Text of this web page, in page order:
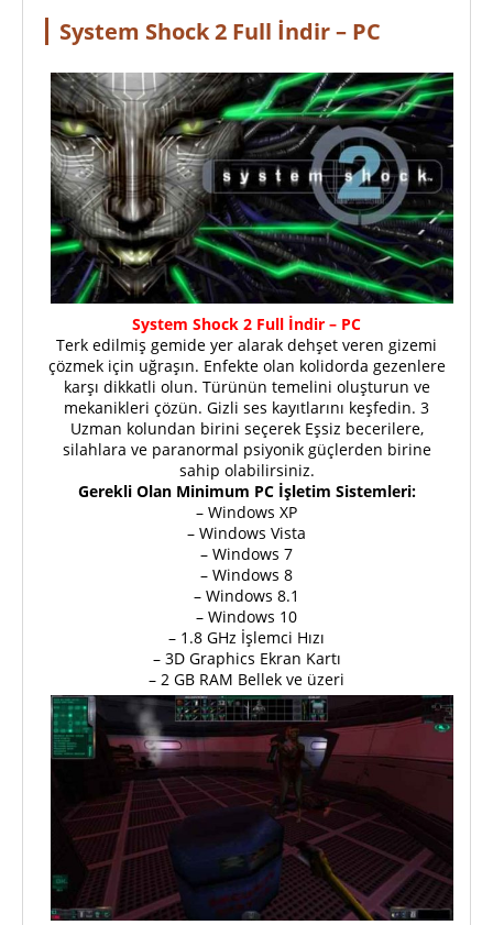
System Shock 2 Full İndir – PC
System Shock 2 Full İndir – PC
Terk edilmiş gemide yer alarak dehşet veren gizemi
çözmek için uğraşın. Enfekte olan kolidorda gezenlere
karşı dikkatli olun. Türünün temelini oluşturun ve
mekanikleri çözün. Gizli ses kayıtlarını keşfedin. 3
Uzman kolundan birini seçerek Eşsiz becerilere,
silahlara ve paranormal psiyonik güçlerden birine
sahip olabilirsiniz.
Gerekli Olan Minimum PC İşletim Sistemleri:
– Windows XP
– Windows Vista
– Windows 7
– Windows 8
– Windows 8.1
– Windows 10
– 1.8 GHz İşlemci Hızı
– 3D Graphics Ekran Kartı
– 2 GB RAM Bellek ve üzeri